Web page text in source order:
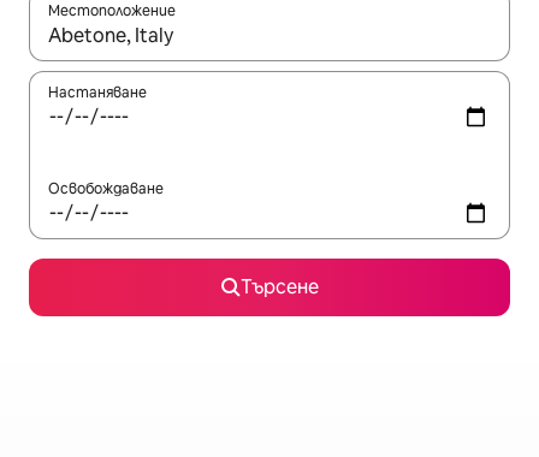
Местоположение
Когато резултатите се покажат, използвайте
Настаняване
Освобождаване
Търсене